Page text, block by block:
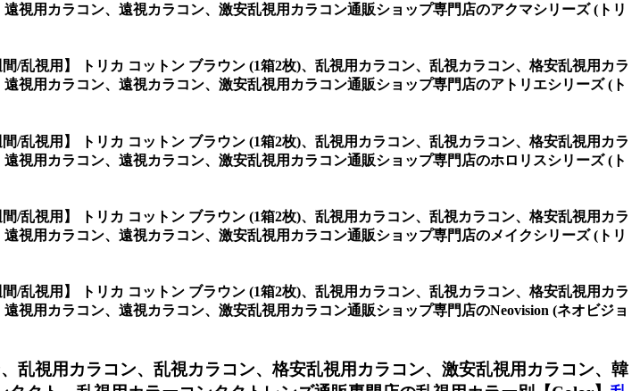
視用カラコン、遠視カラコン、激安乱視用カラコン通販ショップ専門店のアクマシリーズ (トリ
間/乱視用】 トリカ コットン ブラウン (1箱2枚)、乱視用カラコン、乱視カラコン、格安乱視用カラ
視用カラコン、遠視カラコン、激安乱視用カラコン通販ショップ専門店のアトリエシリーズ (ト
間/乱視用】 トリカ コットン ブラウン (1箱2枚)、乱視用カラコン、乱視カラコン、格安乱視用カラ
視用カラコン、遠視カラコン、激安乱視用カラコン通販ショップ専門店のホロリスシリーズ (ト
間/乱視用】 トリカ コットン ブラウン (1箱2枚)、乱視用カラコン、乱視カラコン、格安乱視用カラ
視用カラコン、遠視カラコン、激安乱視用カラコン通販ショップ専門店のメイクシリーズ (トリ
間/乱視用】 トリカ コットン ブラウン (1箱2枚)、乱視用カラコン、乱視カラコン、格安乱視用カラ
視用カラコン、遠視カラコン、激安乱視用カラコン通販ショップ専門店のNeovision (ネオビジョ
乱視用カラコン、乱視カラコン、格安乱視用カラコン、激安乱視用カラコン、韓